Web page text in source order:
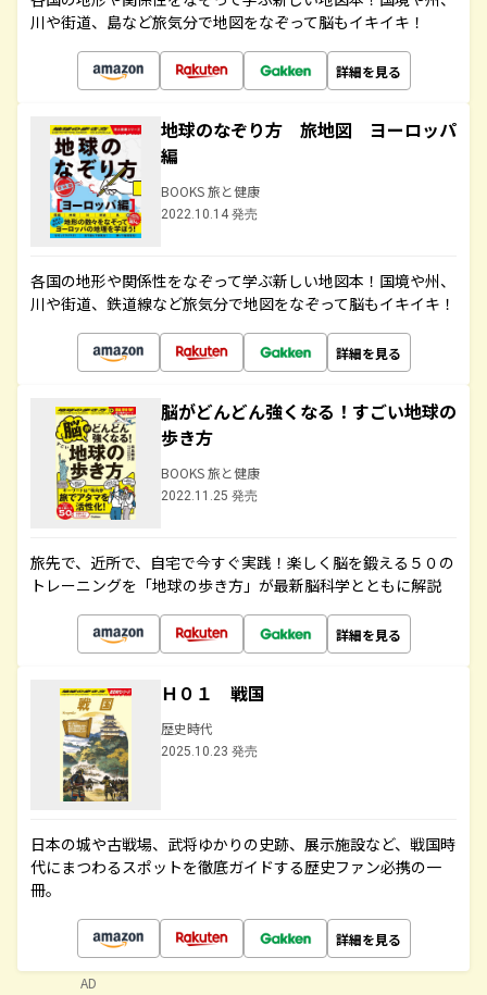
川や街道、島など旅気分で地図をなぞって脳もイキイキ！
詳細を見る
地球のなぞり方 旅地図 ヨーロッパ
編
BOOKS 旅と健康
2022.10.14 発売
各国の地形や関係性をなぞって学ぶ新しい地図本！国境や州、
川や街道、鉄道線など旅気分で地図をなぞって脳もイキイキ！
詳細を見る
脳がどんどん強くなる！すごい地球の
歩き方
BOOKS 旅と健康
2022.11.25 発売
旅先で、近所で、自宅で今すぐ実践！楽しく脳を鍛える５０の
トレーニングを「地球の歩き方」が最新脳科学とともに解説
詳細を見る
Ｈ０１ 戦国
歴史時代
2025.10.23 発売
日本の城や古戦場、武将ゆかりの史跡、展示施設など、戦国時
代にまつわるスポットを徹底ガイドする歴史ファン必携の一
冊。
詳細を見る
AD